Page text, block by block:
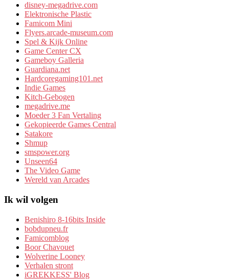
disney-megadrive.com
Elektronische Plastic
Famicom Mini
Flyers.arcade-museum.com
Spel & Kijk Online
Game Center CX
Gameboy Galleria
Guardiana.net
Hardcoregaming101.net
Indie Games
Kitch-Gebogen
megadrive.me
Moeder 3 Fan Vertaling
Gekopieerde Games Central
Satakore
Shmup
smspower.org
Unseen64
The Video Game
Wereld van Arcades
Ik wil volgen
Benishiro 8-16bits Inside
bobdupneu.fr
Famicomblog
Boor Chavouet
Wolverine Looney
Verhalen stront
iGREKKESS' Blog